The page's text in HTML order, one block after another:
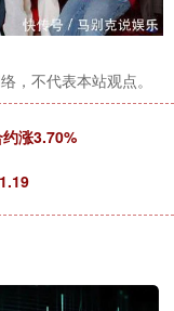
，不代表本站观点。
涨3.70%